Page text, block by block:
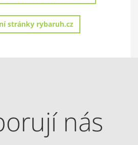
stránky rybaruh.cz
nás